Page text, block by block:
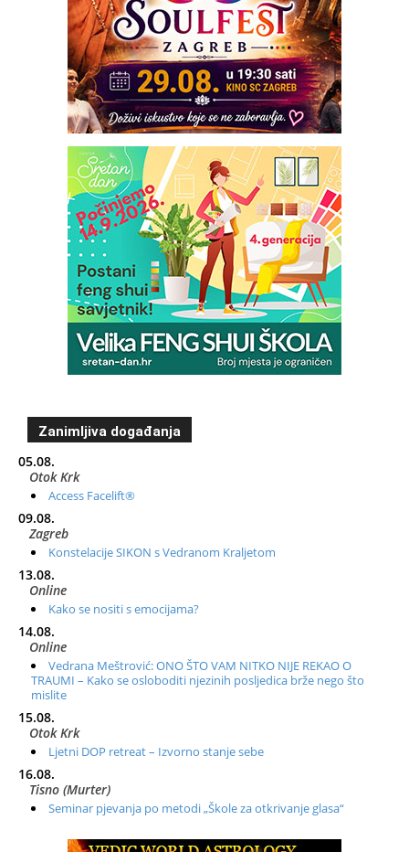
Zanimljiva događanja
05.08.
Otok Krk
Access Facelift®
09.08.
Zagreb
Konstelacije SIKON s Vedranom Kraljetom
13.08.
Online
Kako se nositi s emocijama?
14.08.
Online
Vedrana Meštrović: ONO ŠTO VAM NITKO NIJE REKAO O
TRAUMI – Kako se osloboditi njezinih posljedica brže nego što
mislite
15.08.
Otok Krk
Ljetni DOP retreat – Izvorno stanje sebe
16.08.
Tisno (Murter)
Seminar pjevanja po metodi „Škole za otkrivanje glasa“